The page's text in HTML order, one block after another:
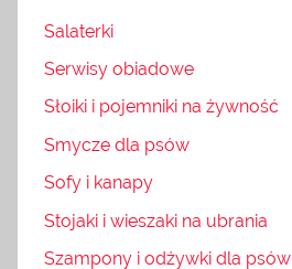
Salaterki
Serwisy obiadowe
Słoiki i pojemniki na żywność
Smycze dla psów
Sofy i kanapy
Stojaki i wieszaki na ubrania
Szampony i odżywki dla psów